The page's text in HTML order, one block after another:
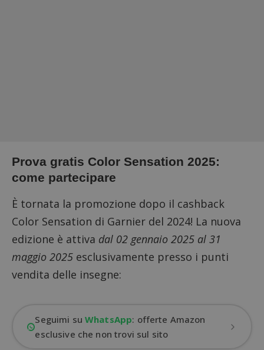
Prova gratis Color Sensation 2025:
come partecipare
È tornata la promozione dopo il cashback
Color Sensation di Garnier del 2024! La nuova
edizione è attiva dal 02 gennaio 2025 al 31
maggio 2025 esclusivamente presso i punti
vendita delle insegne:
Seguimi suWhatsApp: offerte Amazon
esclusive che non trovi sul sito